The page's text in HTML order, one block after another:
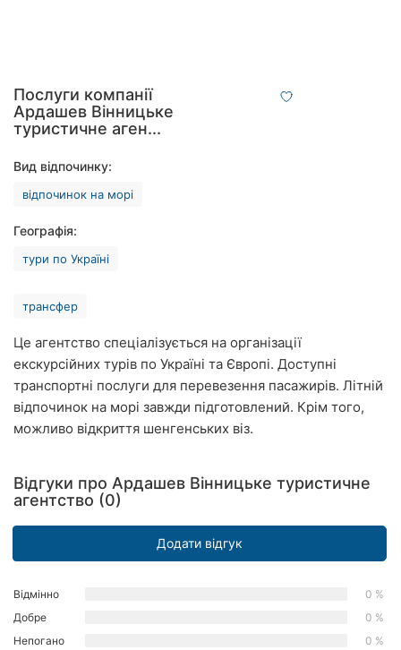
Хмельницький
Рівне
Київ
Дніпро
Львів
Миколаїв
Чернігів
Послуги компанії
Ардашев Вінницьке
туристичне аген...
Вид відпочинку:
відпочинок на морі
Географія:
тури по Україні
трансфер
Це агентство спеціалізується на організації
екскурсійних турів по Україні та Європі. Доступні
транспортні послуги для перевезення пасажирів. Літній
відпочинок на морі завжди підготовлений. Крім того,
можливо відкриття шенгенських віз.
Відгуки про Ардашев Вінницьке туристичне
агентство (0)
Додати відгук
Відмінно
0 %
Добре
0 %
Непогано
0 %